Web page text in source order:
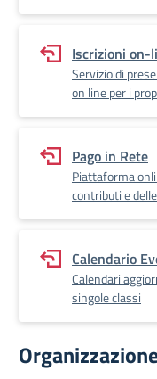
Iscrizioni on-
Servizio di
on line per i
Pago in Rete
Piattaforma
contributi e
Calendario
Calendari
singole classi